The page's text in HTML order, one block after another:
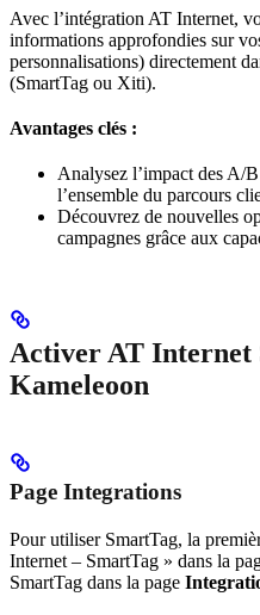
Avec l’intégration AT Internet,
informations approfondies sur
personnalisations) directement
(SmartTag ou Xiti).
Avantages clés :
Analysez l’impact des A/
l’ensemble du parcours
Découvrez de nouvelles
campagnes grâce aux
Activer AT Internet
Kameleoon
Page Integrations
Pour utiliser SmartTag, la
Internet – SmartTag » dans la
SmartTag dans la page